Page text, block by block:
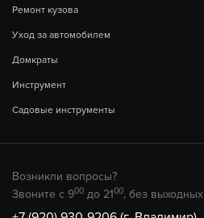
Ремонт кузова
Уход за автомобилем
Домкраты
Инструмент
Садовые инструменты
Возникли вопросы?
Звоните с 900 до 2100, без выходных